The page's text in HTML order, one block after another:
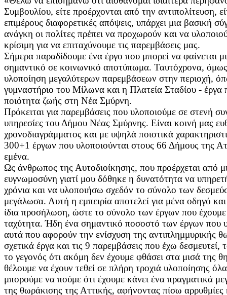
Συμβουλίου, είτε προέρχονται από την αντιπολίτευση,
επιμέρους διαφορετικές απόψεις, υπάρχει μια βασική
ανάγκη οι πολίτες πρέπει να προχωρούν και να
κρίσιμη για να επιταχύνουμε τις παρεμβάσεις μας.
Σήμερα παραδίδουμε ένα έργο που μπορεί να φαίνεται
σημαντικό σε κοινωνικό αποτύπωμα. Ταυτόχρονα,
υλοποίηση μεγαλύτερων παρεμβάσεων στην περιοχή,
γυμναστήριο του Μίλωνα και η Πλατεία Σταδίου -
ποιότητα ζωής στη Νέα Σμύρνη.
Πρόκειται για παρεμβάσεις που υλοποιούμε σε στενή
υπηρεσίες του Δήμου Νέας Σμύρνης. Είναι κοινή μας
χρονοδιαγράμματος και με υψηλά ποιοτικά
300+1 έργων που υλοποιούνται στους 66 Δήμους της
εμένα.
Ως άνθρωπος της Αυτοδιοίκησης, που προέρχεται από
ευγνωμοσύνη γιατί μου δόθηκε η δυνατότητα να
χρόνια και να υλοποιήσω σχεδόν το σύνολο των
μεγάλωσα. Αυτή η εμπειρία αποτελεί για μένα οδηγό
ίδια προσήλωση, ώστε το σύνολο των έργων που
ταχύτητα. Ήδη ένα σημαντικό ποσοστό των έργων που
αυτά που αφορούν την ενίσχυση της αντιπλημμυρικής
σχετικά έργα και τις 9 παρεμβάσεις που έχω
το γεγονός ότι ακόμη δεν έχουμε φθάσει στα μισά της
θέλουμε να έχουν τεθεί σε πλήρη τροχιά υλοποίησης
μπορούμε να πούμε ότι έχουμε κάνει ένα πραγματικά
της θωράκισης της Αττικής, αφήνοντας πίσω αρρυθμίες